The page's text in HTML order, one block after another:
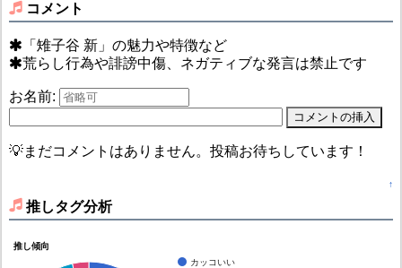
コメント
「雉子谷 新」の魅力や特徴など
荒らし行為や誹謗中傷、ネガティブな発言は禁止です
お名前:
💡まだコメントはありません。投稿お待ちしています！
↑
推しタグ分析
推し傾向
カッコいい